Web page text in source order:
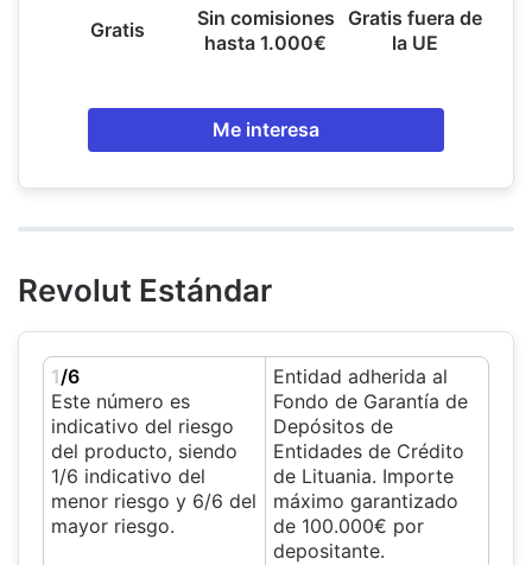
Gratis
Sin comisiones
hasta 1.000€
Gratis fuera de
la UE
Me interesa
Revolut Estándar
1/6
Este número es
indicativo del riesgo
del producto, siendo
1/6 indicativo del
menor riesgo y 6/6 del
mayor riesgo.
Entidad adherida al
Fondo de Garantía de
Depósitos de
Entidades de Crédito
de Lituania. Importe
máximo garantizado
de 100.000€ por
depositante.